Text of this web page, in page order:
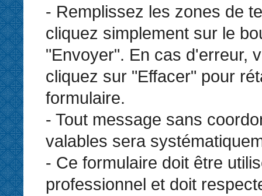
- Remplissez les zones de
cliquez simplement sur le
"Envoyer". En cas d'erreur,
cliquez sur "Effacer" pour
formulaire.
- Tout message sans
valables sera
- Ce formulaire doit être
professionnel et doit